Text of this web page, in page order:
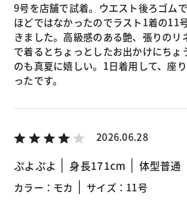
9号を店舗で試着。ウエスト後ろゴム
ほどではなかったのでラスト1着の11
きました。高級感のある艶、張りのリ
で着るとちょっとしたお出かけにちょ
のも真夏に嬉しい。1日着用して、座
ったです。
2026.06.28
ぷよぷよ 身長171cm 体型普通
カラー：モカ
サイズ：11号